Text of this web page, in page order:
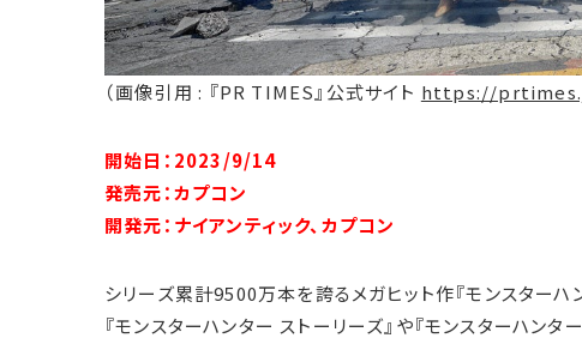
（画像引用 : 『PR TIMES』公式サイト https://
開始日：2023/9/14
発売元：カプコン
開発元：ナイアンティック、カプコン
シリーズ累計9500万本を誇るメガヒット作『モンスターハ
『モンスターハンター ストーリーズ』や『モンスターハンタ